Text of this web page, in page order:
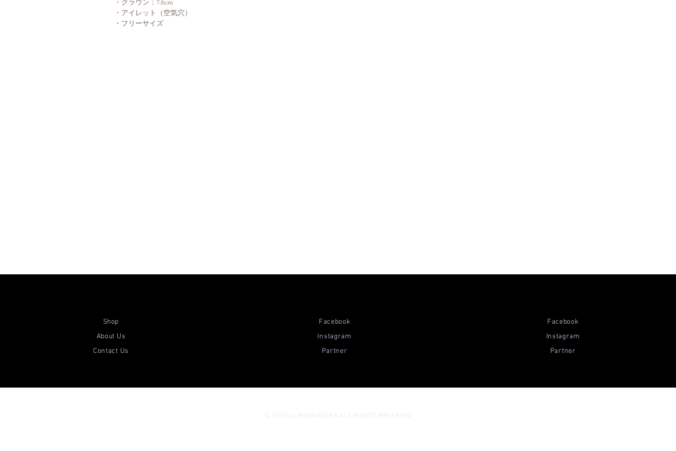
・クラウン：7.6cm
・アイレット（空気穴）
・フリーサイズ
Shop
About Us
Contact Us
Facebook
Instagram
Partner
Facebook
Instagram
Partner
© 2020 by MUSKROCKS ALL RIGHTS RESERVED